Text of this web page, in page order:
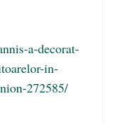
a-decorat-
in-
272585/